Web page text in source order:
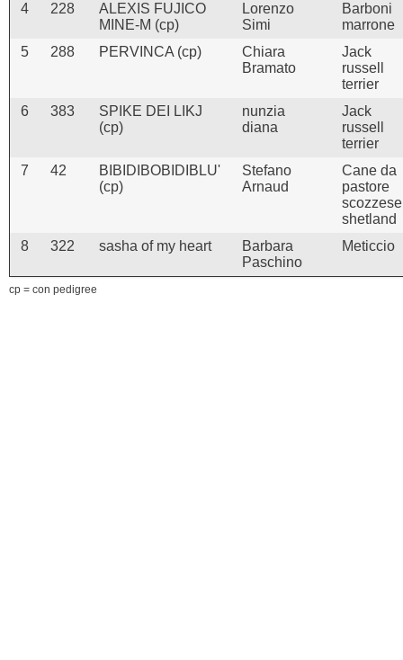
4 228
ALEXIS FUJICO
MINE-M (cp)
Lorenzo
Simi
Barboni
marrone
5
288 PERVINCA (cp)
Chiara
Bramato
Jack
russell
terrier
6
383
SPIKE DEI LIKJ
(cp)
nunzia
diana
Jack
russell
terrier
7
42
BIBIDIBOBIDIBLU'
(cp)
Stefano
Arnaud
Cane da
pastore
scozzese
shetland
8
322 sasha of my heart
Barbara
Paschino
Meticcio
cp = con pedigree